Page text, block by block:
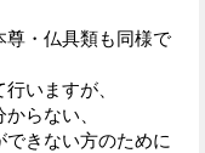
尊・仏具類も同様で
いますが、
らない、
きない方のために